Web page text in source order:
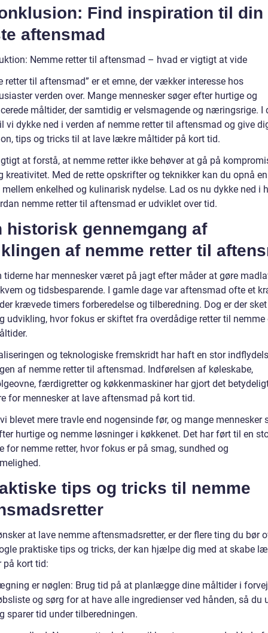
Find inspiration til din
aftensmad
Nemme retter til aftensmad – hvad er vigtigt at vide
retter til aftensmad” er et emne, der vækker interesse hos
verden over. Mange mennesker søger efter hurtige og
måltider, der samtidig er velsmagende og næringsrige. I
vi dykke ned i verden af nemme retter til aftensmad og give
tips og tricks til at lave lækre måltider på kort tid.
at forstå, at nemme retter ikke behøver at gå på
kreativitet. Med de rette opskrifter og teknikker kan du opnå
enkelhed og kulinarisk nydelse. Lad os nu dykke ned i
nemme retter til aftensmad er udviklet over tid.
historisk gennemgang af
af nemme retter til
tiderne har mennesker været på jagt efter måder at gøre
og tidsbesparende. I gamle dage var aftensmad ofte et
krævede timers forberedelse og tilberedning. Dog er der
udvikling, hvor fokus er skiftet fra overdådige retter til nemme
og teknologiske fremskridt har haft en stor
af nemme retter til aftensmad. Indførelsen af køleskabe,
færdigretter og køkkenmaskiner har gjort det
for mennesker at lave aftensmad på kort tid.
blevet mere travle end nogensinde før, og mange mennesker
hurtige og nemme løsninger i køkkenet. Det har ført til en
for nemme retter, hvor fokus er på smag, sundhed og
tips og tricks til nemme
at lave nemme aftensmadsretter, er der flere ting du bør
praktiske tips og tricks, der kan hjælpe dig med at skabe
på kort tid:
er nøglen: Brug tid på at planlægge dine måltider i
og sørg for at have alle ingredienser ved hånden, så du
sparer tid under tilberedningen.